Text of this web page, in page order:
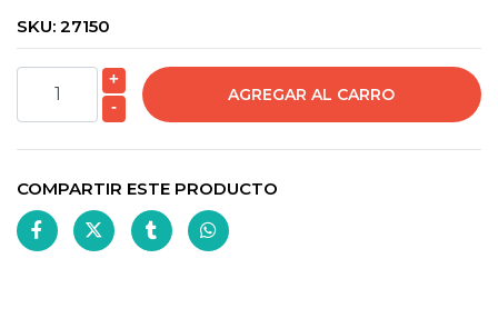
SKU: 27150
+
-
COMPARTIR ESTE PRODUCTO